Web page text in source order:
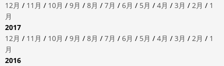
12月 / 11月 / 10月 / 9月 / 8月 / 7月 / 6月 / 5月 / 4月 / 3月 / 2月 / 1
月
2017
12月 / 11月 / 10月 / 9月 / 8月 / 7月 / 6月 / 5月 / 4月 / 3月 / 2月 / 1
月
2016